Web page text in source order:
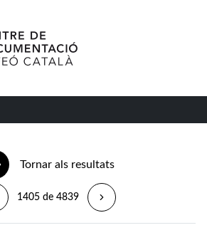
Tornar als resultats
1405 de 4839